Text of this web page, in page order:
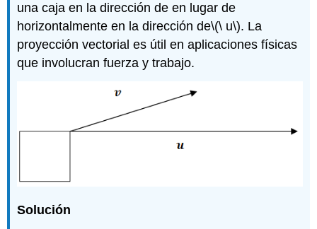
una caja en la dirección de en lugar de
horizontalmente en la dirección de\(\ u\). La
proyección vectorial es útil en aplicaciones físicas
que involucran fuerza y trabajo.
Solución